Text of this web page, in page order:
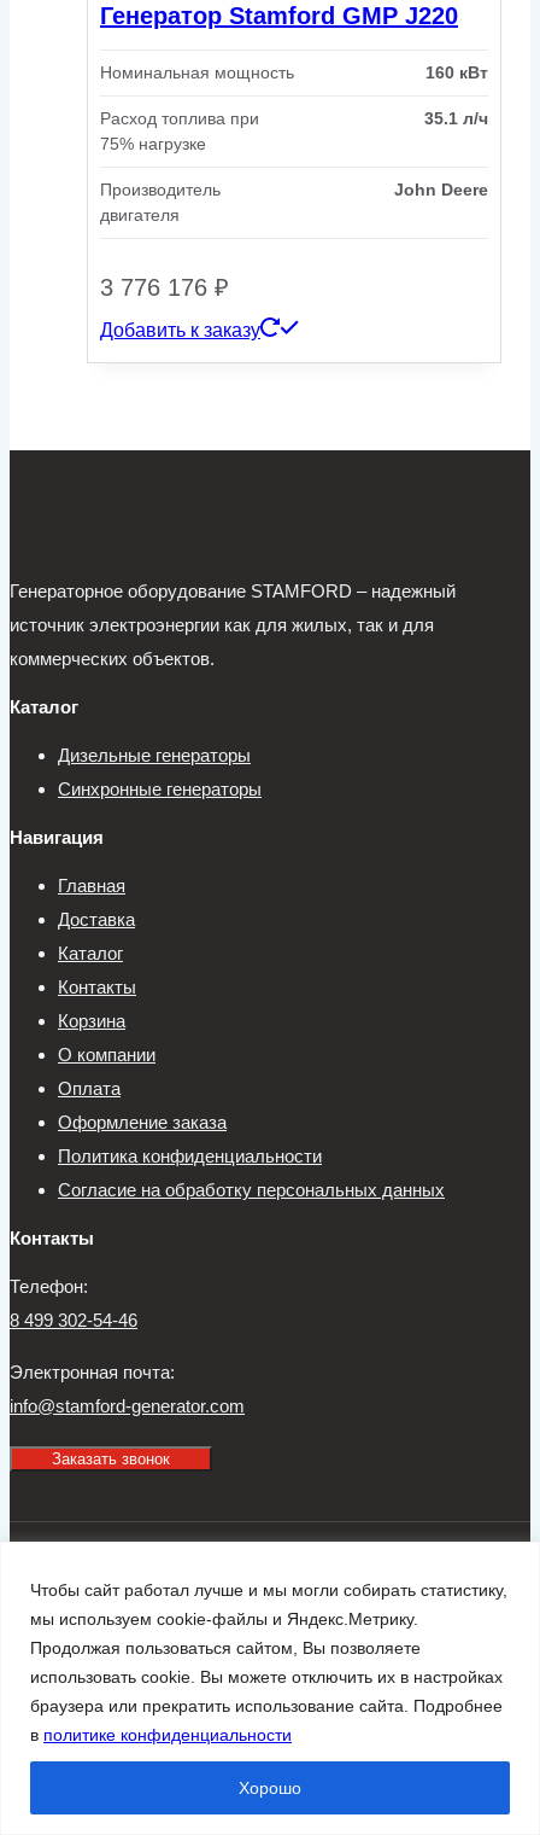
Чтобы сайт работал лучше и мы могли собирать статистику,
мы используем cookie-файлы и Яндекс.Метрику.
Продолжая пользоваться сайтом, Вы позволяете
использовать cookie. Вы можете отключить их в настройках
браузера или прекратить использование сайта. Подробнее
в политике конфиденциальности
Хорошо
Генератор Stamford GMP J220
Номинальная мощность 160 кВт
Расход топлива при
75% нагрузке
35.1 л/ч
Производитель
двигателя
John Deere
3 776 176 ₽
Добавить к заказу
Генераторное оборудование STAMFORD – надежный
источник электроэнергии как для жилых, так и для
коммерческих объектов.
Каталог
Дизельные генераторы
Синхронные генераторы
Навигация
Главная
Доставка
Каталог
Контакты
Корзина
О компании
Оплата
Оформление заказа
Политика конфиденциальности
Согласие на обработку персональных данных
Контакты
Телефон:
8 499 302-54-46
Электронная почта:
info@stamford-generator.com
Заказать звонок
Информация, представленная на сайте, носит ознакомительный характер
и не является публичной офертой
Обзор корзины